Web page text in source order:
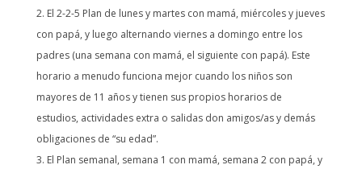
El 2-2-5 Plan de lunes y martes con mamá, miércoles y jueves
con papá, y luego alternando viernes a domingo entre los
padres (una semana con mamá, el siguiente con papá). Este
horario a menudo funciona mejor cuando los niños son
mayores de 11 años y tienen sus propios horarios de
estudios, actividades extra o salidas don amigos/as y demás
obligaciones de “su edad”.
El Plan semanal, semana 1 con mamá, semana 2 con papá, y